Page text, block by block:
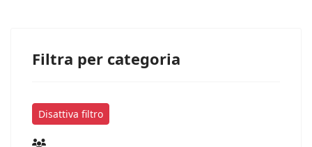
Filtra per categoria
Disattiva filtro